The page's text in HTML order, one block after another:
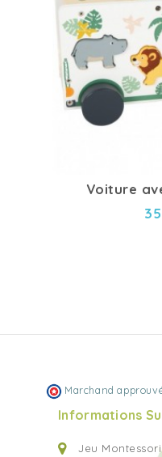
Voiture
Marchand
Informations
Jeu Montessori